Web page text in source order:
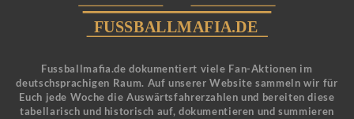
Fussballmafia.de dokumentiert viele Fan-Aktionen im
deutschsprachigen Raum. Auf unserer Website sammeln wir für
Euch jede Woche die Auswärtsfahrerzahlen und bereiten diese
tabellarisch und historisch auf, dokumentieren und summieren